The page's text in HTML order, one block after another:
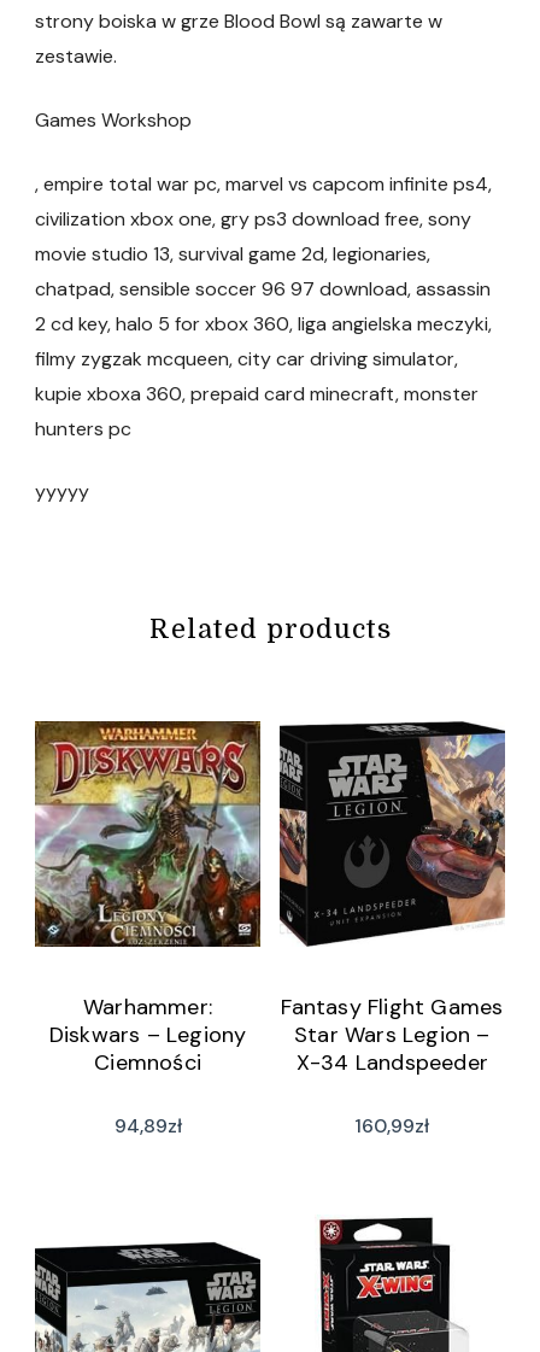
strony boiska w grze Blood Bowl są zawarte w
zestawie.
Games Workshop
, empire total war pc, marvel vs capcom infinite ps4,
civilization xbox one, gry ps3 download free, sony
movie studio 13, survival game 2d, legionaries,
chatpad, sensible soccer 96 97 download, assassin
2 cd key, halo 5 for xbox 360, liga angielska meczyki,
filmy zygzak mcqueen, city car driving simulator,
kupie xboxa 360, prepaid card minecraft, monster
hunters pc
yyyyy
Related products
Warhammer:
Diskwars – Legiony
Ciemności
94,89zł
Fantasy Flight Games
Star Wars Legion –
X-34 Landspeeder
160,99zł